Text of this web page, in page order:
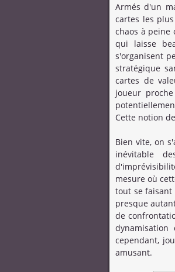
Armés d'un
cartes les
chaos à peine
qui laisse
s'organisent
stratégique
cartes de
joueur
Cette notion
Bien vite, on
inévitable
mesure où
tout se faisant
presque
de
cependant,
amusant.